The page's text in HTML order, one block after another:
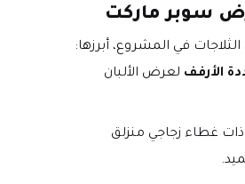
في المشروع، أبرزها:
الأرفف